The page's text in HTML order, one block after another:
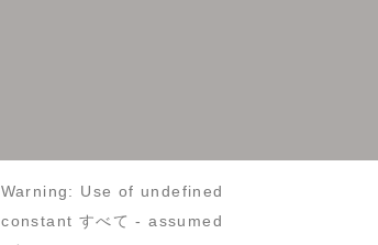
Warning: Use of undefined
constant すべて - assumed